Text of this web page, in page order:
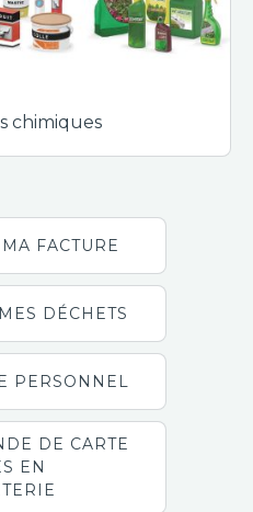
chimiques
FACTURE
DÉCHETS
PERSONNEL
DE CARTE
EN